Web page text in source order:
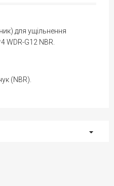
для ущільнення
WDR-G12 NBR.
(NBR).